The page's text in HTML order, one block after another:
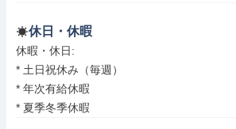
休日・休暇
休暇・休日:
* 土日祝休み（毎週）
* 年次有給休暇
* 夏季冬季休暇